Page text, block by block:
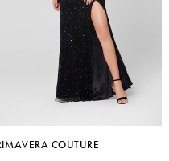
COUTURE